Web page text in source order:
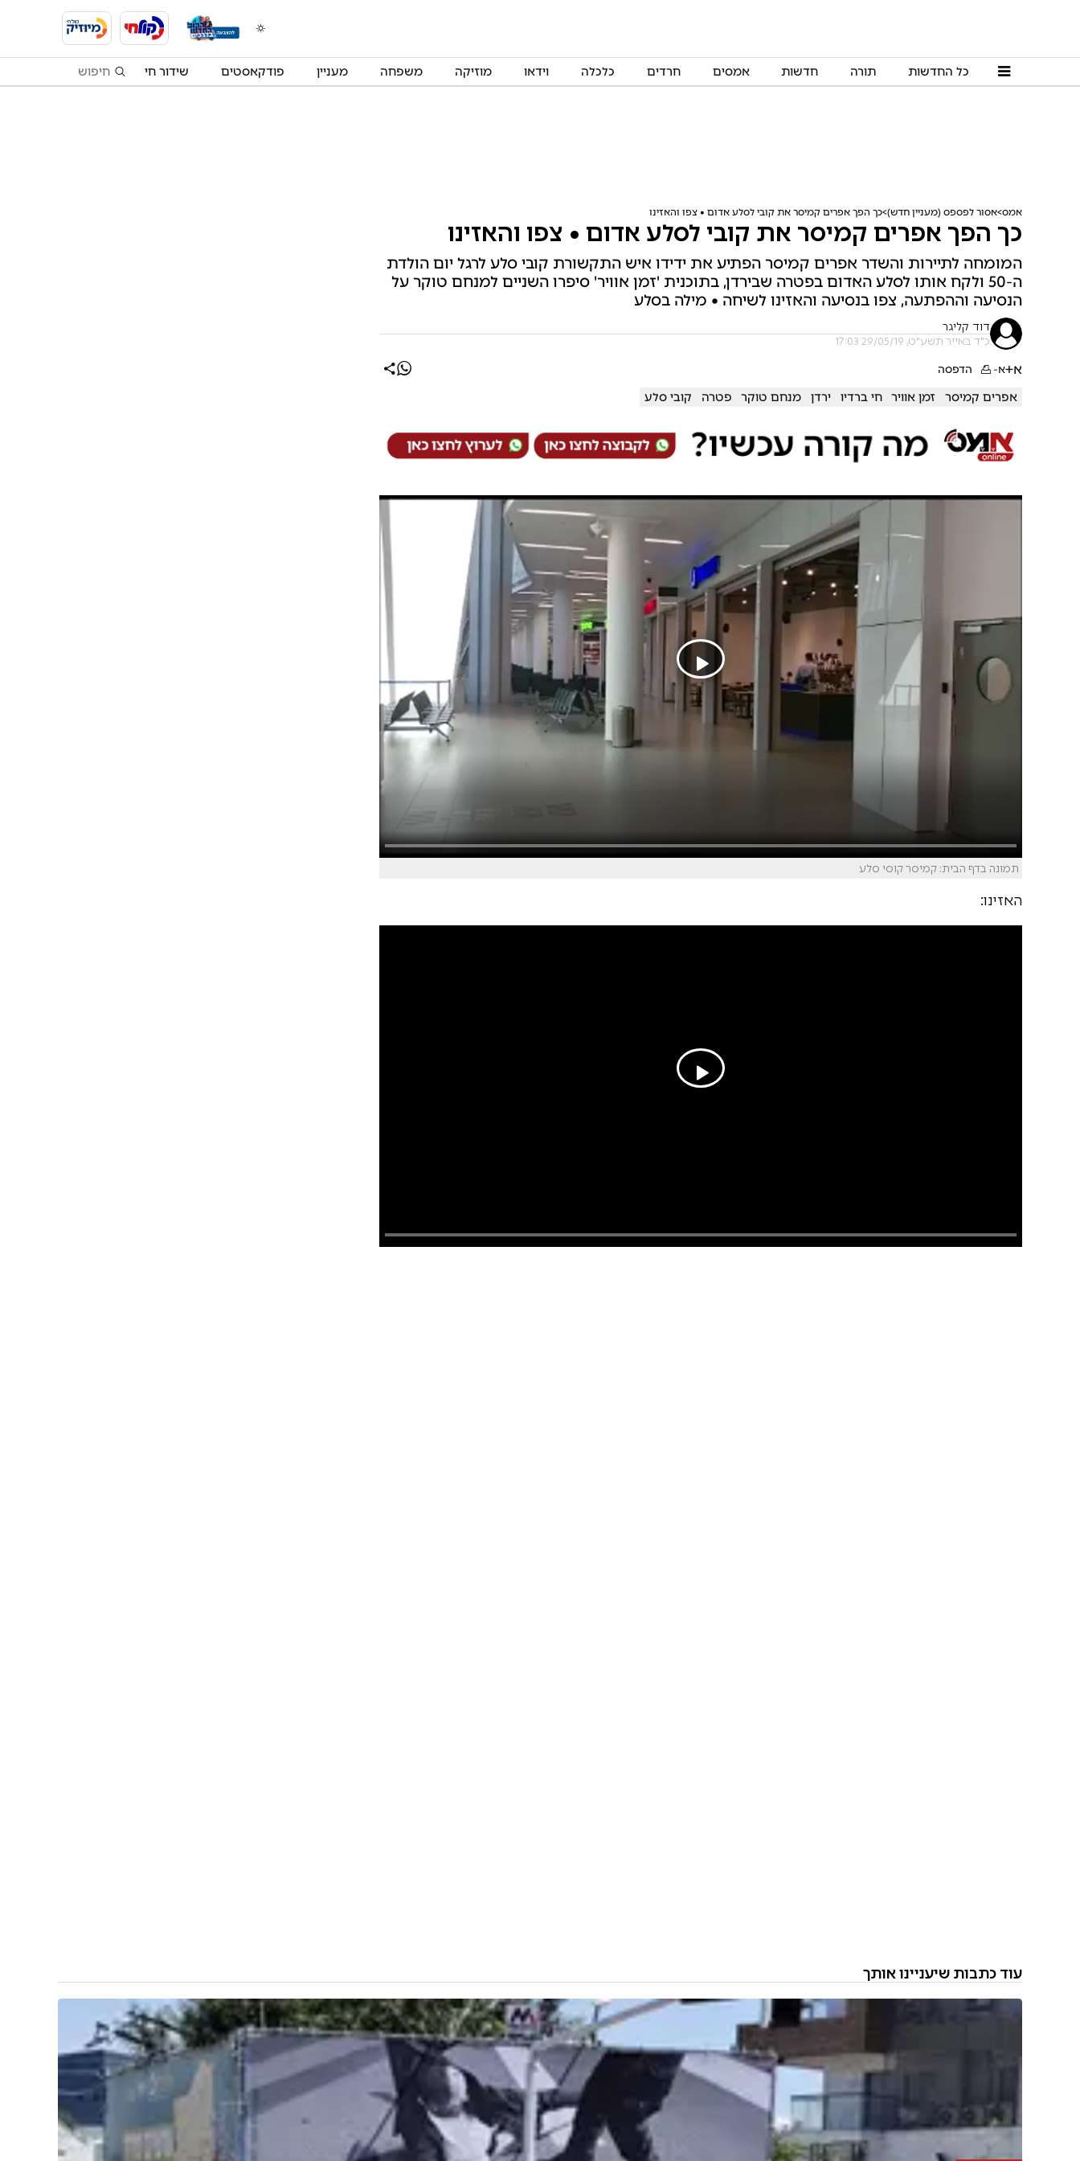
כל החדשות תורה חדשות אמסים חרדים כלכלה וידאו מוזיקה משפחה מעניין פודקאסטים שידור חי
אמס אסור לפספס (מעניין חדש) כך הפך אפרים קמיסר את קובי לסלע אדום • צפו והאזינו
כך הפך אפרים קמיסר את קובי לסלע אדום • צפו והאזינו
המומחה לתיירות והשדר אפרים קמיסר הפתיע את ידידו איש התקשורת קובי סלע לרגל יום הולדת
ה-50 ולקח אותו לסלע האדום בפטרה שבירדן, בתוכנית 'זמן אוויר' סיפרו השניים למנחם טוקר על
הנסיעה וההפתעה, צפו בנסיעה והאזינו לשיחה • מילה בסלע
דוד קליגר
כ"ד באייר תשע"ט, 29/05/19 17:03
א+א- הדפסה
אפרים קמיסר זמן אוויר חי ברדיו ירדן מנחם טוקר פטרה קובי סלע
תמונה בדף הבית: קמיסר קוסי סלע
האזינו:
עוד כתבות שיעניינו אותך